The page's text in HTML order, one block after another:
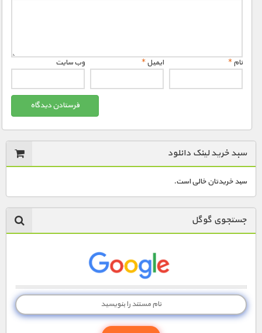
نام* ایمیل* وب‌ سایت
سبد خرید لینک دانلود
سبد خریدتان خالی است.
جستجوی گوگل